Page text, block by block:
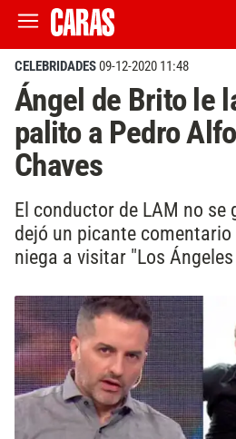
CELEBRIDADES09-12-2020 11:48
Ángel de Brito le
palito a Pedro
Chaves
El conductor de LAM no se
dejó un picante
niega a visitar "Los